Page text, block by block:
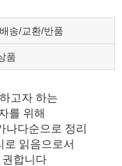
송/교환/반품
품
고자 하는
를 위해
나다순으로 정리
로 읽음으로서
합니다